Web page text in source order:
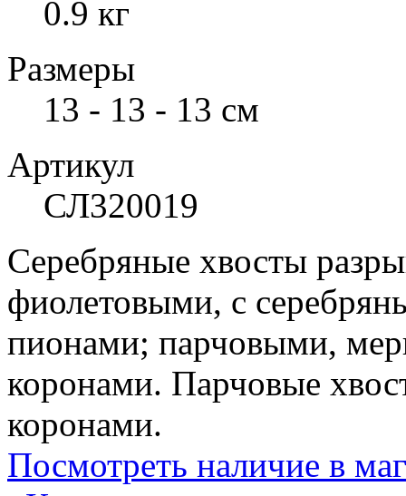
0.9 кг
Размеры
13 - 13 - 13 см
Артикул
СЛ320019
Серебряные хвосты
фиолетовыми, с
пионами; парчовыми,
коронами. Парчовые
коронами.
Посмотреть наличие в